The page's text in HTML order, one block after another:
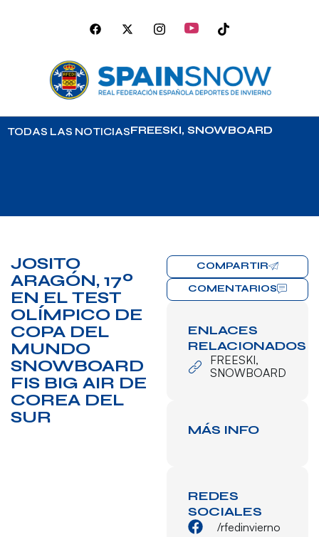
TODAS LAS NOTICIASFREESKI, SNOWBOARD
JOSITO
ARAGÓN, 17º
EN EL TEST
OLÍMPICO DE
COPA DEL
MUNDO
SNOWBOARD
FIS BIG AIR DE
COREA DEL
SUR
COMPARTIR
COMENTARIOS
ENLACES
RELACIONADOS
FREESKI,
SNOWBOARD
MÁS INFO
REDES
SOCIALES
/rfedinvierno